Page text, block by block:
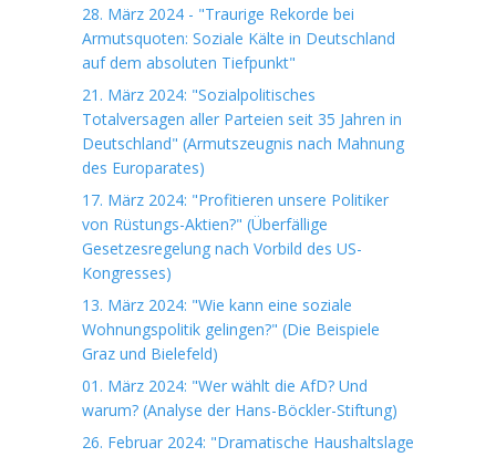
28. März 2024 - "Traurige Rekorde bei
Armutsquoten: Soziale Kälte in Deutschland
auf dem absoluten Tiefpunkt"
21. März 2024: "Sozialpolitisches
Totalversagen aller Parteien seit 35 Jahren in
Deutschland" (Armutszeugnis nach Mahnung
des Europarates)
17. März 2024: "Profitieren unsere Politiker
von Rüstungs-Aktien?" (Überfällige
Gesetzesregelung nach Vorbild des US-
Kongresses)
13. März 2024: "Wie kann eine soziale
Wohnungspolitik gelingen?" (Die Beispiele
Graz und Bielefeld)
01. März 2024: "Wer wählt die AfD? Und
warum? (Analyse der Hans-Böckler-Stiftung)
26. Februar 2024: "Dramatische Haushaltslage